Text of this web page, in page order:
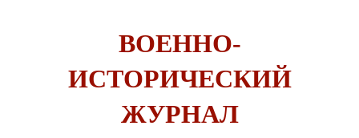
ВОЕННО-
ИСТОРИЧЕСКИЙ
ЖУРНАЛ